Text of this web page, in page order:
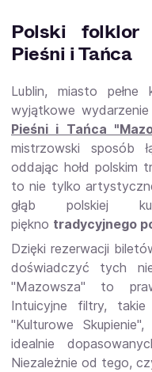
Polski
Pieśni i Tańca
Lublin, miasto
wyjątkowe wydarzenie
Pieśni i Tańca
mistrzowski sposób
oddając hołd polskim
to nie tylko
głąb polskiej
piękno tradycyjnego
Dzięki rezerwacji
doświadczyć tych
"Mazowsza" to
Intuicyjne filtry,
"Kulturowe
idealnie
Niezależnie od tego,